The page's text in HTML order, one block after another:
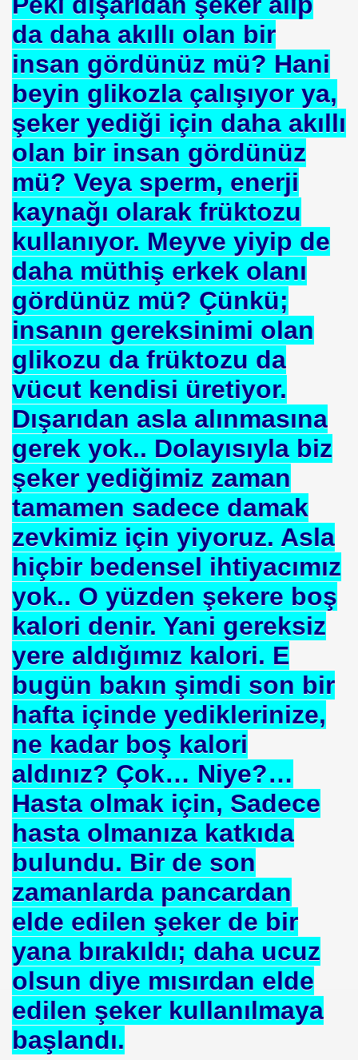
da daha akıllı olan bir
insan gördünüz mü? Hani
beyin glikozla çalışıyor ya,
şeker yediği için daha akıllı
olan bir insan gördünüz
mü? Veya sperm, enerji
kaynağı olarak früktozu
kullanıyor. Meyve yiyip de
daha müthiş erkek olanı
gördünüz mü? Çünkü;
insanın gereksinimi olan
glikozu da früktozu da
vücut kendisi üretiyor.
Dışarıdan asla alınmasına
gerek yok.. Dolayısıyla biz
şeker yediğimiz zaman
tamamen sadece damak
zevkimiz için yiyoruz. Asla
hiçbir bedensel ihtiyacımız
yok.. O yüzden şekere boş
kalori denir. Yani gereksiz
yere aldığımız kalori. E
bugün bakın şimdi son bir
hafta içinde yediklerinize,
ne kadar boş kalori
aldınız? Çok… Niye?…
Hasta olmak için, Sadece
hasta olmanıza katkıda
bulundu. Bir de son
zamanlarda pancardan
elde edilen şeker de bir
yana bırakıldı; daha ucuz
olsun diye mısırdan elde
edilen şeker kullanılmaya
başlandı.
EDİLİYOR YOSA
969 HAREKETİ
YAKIT SUNUMU. HALİÇ KONGRE MRK.
SERKAN KORKUT
ALTINDA ERBAKANIN SUÇU NEDEN GÖNDERLDİ
İMAM NEDEN ATILDI
OL
Enerji Düzenleyicileri Konfederasyonu
ERDOĞAN
UYGULANDI-